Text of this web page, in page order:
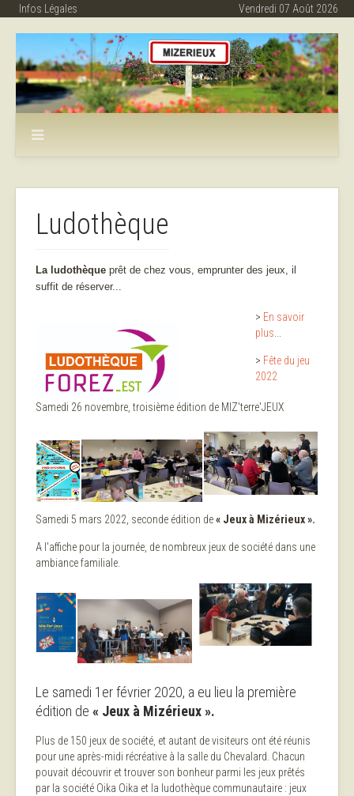
Infos Légales Vendredi 07 Août 2026
Ludothèque
La ludothèque prêt de chez vous, emprunter des jeux, il
suffit de réserver...
> En savoir
plus...
> Fête du jeu
2022
Samedi 26 novembre, troisième édition de MIZ'terre'JEUX
Samedi 5 mars 2022, seconde édition de« Jeux à Mizérieux ».
A l'affiche pour la journée, de nombreux jeux de société dans une
ambiance familiale.
Le samedi 1er février 2020, a eu lieu la première
édition de « Jeux à Mizérieux ».
Plus de 150 jeux de société, et autant de visiteurs ont été réunis
pour une après-midi récréative à la salle du Chevalard. Chacun
pouvait découvrir et trouver son bonheur parmi les jeux prêtés
par la société Oika Oika et la ludothèque communautaire : jeux